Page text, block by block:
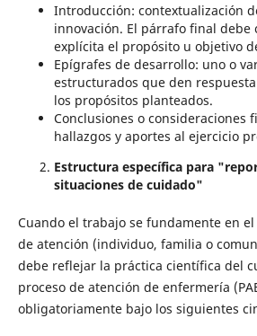
Introducción: contextualización
innovación. El párrafo final debe
explícita el propósito u objetivo
Epígrafes de desarrollo: uno o
estructurados que den
los propósitos planteados.
Conclusiones o consideraciones
hallazgos y aportes al ejercicio
Estructura específica para
situaciones de cuidado"
Cuando el trabajo se fundamente en
de atención (individuo, familia o
debe reflejar la práctica científica del
proceso de atención de enfermería
obligatoriamente bajo los siguientes